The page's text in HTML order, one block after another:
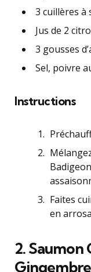
3 cuillères à
Jus de 2
3 gousses
Sel, poivre
Instructions
Faites
en
2.Saumon
Gingembre